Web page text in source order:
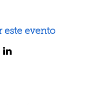
este evento